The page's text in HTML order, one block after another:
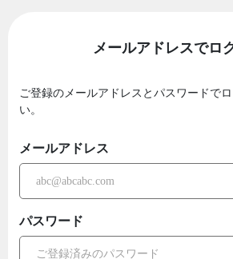
メールアドレスでロ
ご登録のメールアドレスとパスワードで
い。
メールアドレス
パスワード